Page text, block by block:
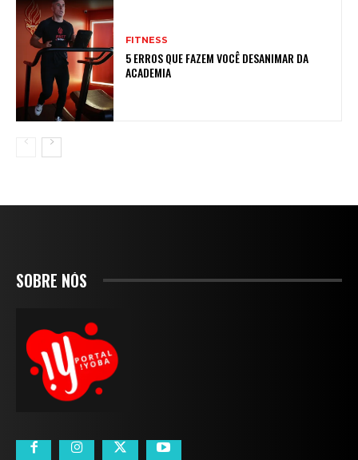
FITNESS
5 ERROS QUE FAZEM VOCÊ DESANIMAR DA
ACADEMIA
SOBRE NÓS